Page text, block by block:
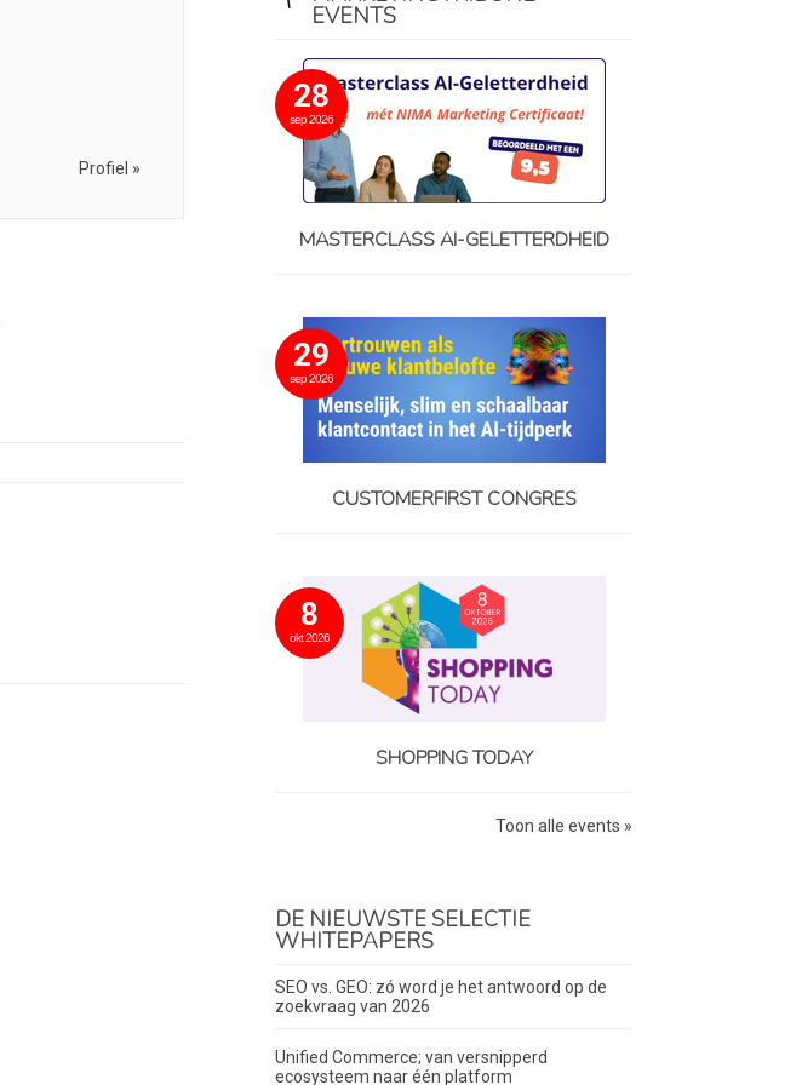
Profiel »
EVENTS
28
sep 2026
MASTERCLASS AI-GELETTERDHEID
29
sep 2026
CUSTOMERFIRST CONGRES
8
okt 2026
SHOPPING TODAY
Toon alle events »
DE NIEUWSTE SELECTIE
WHITEPAPERS
SEO vs. GEO: zó word je het antwoord op de
zoekvraag van 2026
Unified Commerce; van versnipperd
ecosysteem naar één platform